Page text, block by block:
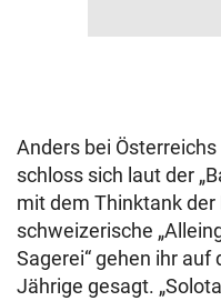
Anders bei
schloss sich laut der
mit dem Thinktank der
schweizerische
Sagerei“ gehen ihr auf
Jährige gesagt.